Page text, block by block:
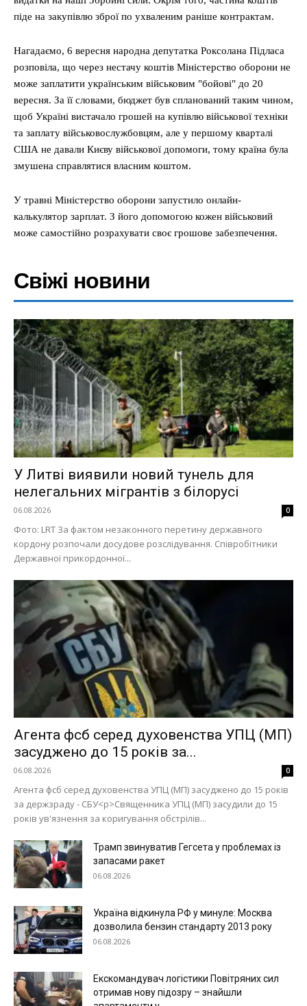
піде на закупівлю зброї по ухваленим раніше контрактам.
Нагадаємо, 6 вересня народна депутатка Роксолана Підласа
розповіла, що через нестачу коштів Міністерство оборони не
може заплатити українським військовим "бойові" до 20
вересня. За її словами, бюджет був спланований таким чином,
щоб Україні вистачало грошей на купівлю військової техніки
та заплату військовослужбовцям, але у першому кварталі
США не давали Києву військової допомоги, тому країна була
змушена справлятися власним коштом.
У травні Міністерство оборони запустило онлайн-
калькулятор зарплат. З його допомогою кожен військовий
може самостійно розрахувати своє грошове забезпечення.
Свіжі новини
У Литві виявили новий тунель для
нелегальних мігрантів з білорусі
06.08.2026 0
Фото: LRT За фактом незаконного перетину державного
кордону розпочали досудове розслідування. Співробітники
Державної прикордонної...
Агента фсб серед духовенства УПЦ (МП)
засуджено до 15 років за...
06.08.2026 0
Агента фсб серед духовенства УПЦ (МП) засуджено до 15 років
за держзраду - СБУ<p>Священника УПЦ (МП) засудили до 15
років ув'язнення за коригування обстрілів...
Трамп звинуватив Гегсета у проблемах із
запасами ракет
06.08.2026
Україна відкинула РФ у минуле: Москва
дозволила бензин стандарту 2013 року
06.08.2026
Екскомандувач логістики Повітряних сил
отримав нову підозру – знайшли